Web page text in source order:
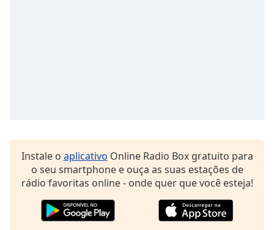
Instale o aplicativo Online Radio Box gratuito para
o seu smartphone e ouça as suas estações de
rádio favoritas online - onde quer que você esteja!